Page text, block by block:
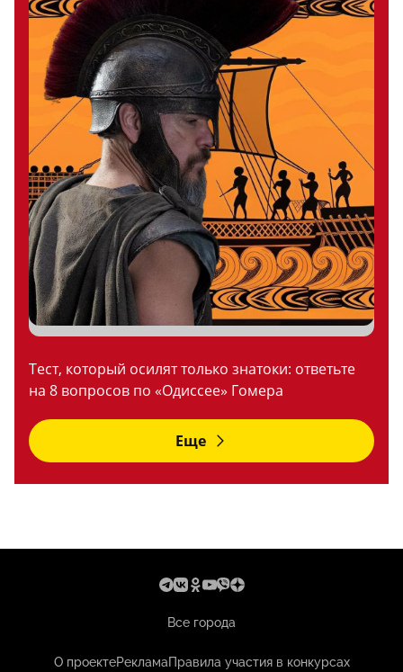
Тест, который осилят только знатоки: ответьте
на 8 вопросов по «Одиссее» Гомера
Еще
Все города
О проектеРекламаПравила участия в конкурсах